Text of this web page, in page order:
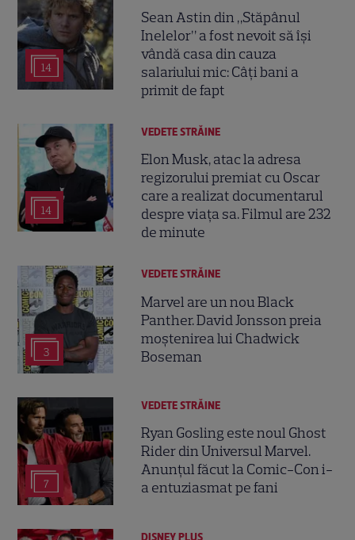
14
Sean Astin din „Stăpânul
Inelelor” a fost nevoit să își
vândă casa din cauza
salariului mic: Câți bani a
primit de fapt
14
VEDETE STRĂINE
Elon Musk, atac la adresa
regizorului premiat cu Oscar
care a realizat documentarul
despre viața sa. Filmul are 232
de minute
3
VEDETE STRĂINE
Marvel are un nou Black
Panther. David Jonsson preia
moștenirea lui Chadwick
Boseman
7
VEDETE STRĂINE
Ryan Gosling este noul Ghost
Rider din Universul Marvel.
Anunțul făcut la Comic-Con i-
a entuziasmat pe fani
DISNEY PLUS